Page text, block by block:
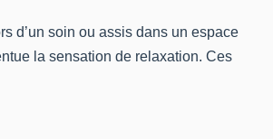
d’un soin ou assis dans un espace
la sensation de relaxation. Ces